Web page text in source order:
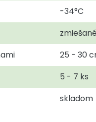
-34°C
25 - 30
5 - 7 ks
skladom